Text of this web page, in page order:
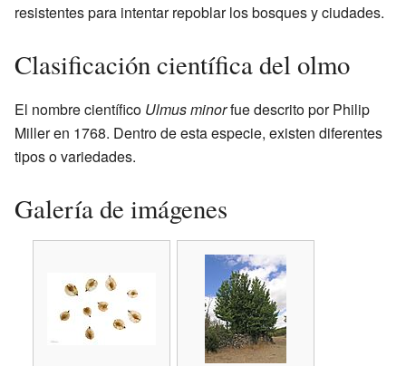
resistentes para intentar repoblar los bosques y ciudades.
Clasificación científica del olmo
El nombre científico Ulmus minorfue descrito por Philip
Miller en 1768. Dentro de esta especie, existen diferentes
tipos o variedades.
Galería de imágenes